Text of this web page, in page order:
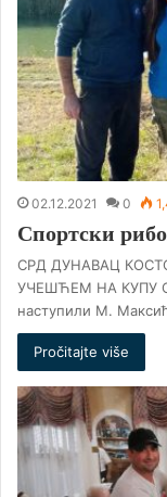
02.12.2021 0
Спортски
СРД ДУНАВАЦ
УЧЕШЋЕМ НА КУПУ
наступили М.
Pročitajte više